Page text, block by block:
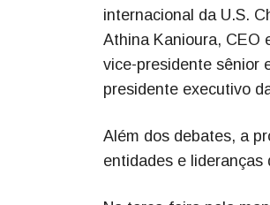
internacional da U.S.
Athina Kanioura, CEO
vice-presidente sênior
presidente executivo
Além dos debates, a
entidades e lideranças